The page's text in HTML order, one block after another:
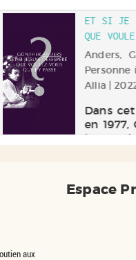
ET SI JE
QUE
Anders,
Personne
Allia |
Dans
en 1977,
etc. Une
aux
Espace